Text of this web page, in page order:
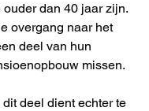
dan 40 jaar zijn.
overgang naar het
deel van hun
missen.
deel dient echter te